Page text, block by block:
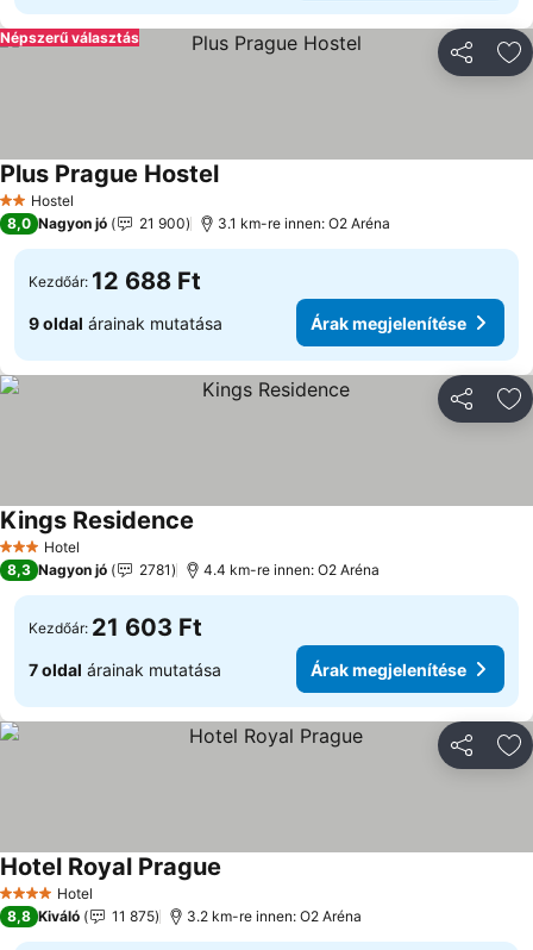
Népszerű választás
2 Kategória
Hostel
Plus Prague Hostel
8,0 Nagyon jó 21 900 3.1 km-re innen: O2 Aréna
Kezdőár: 12 688 Ft
9 oldal árainak mutatása Árak megjelenítése
3 Kategória
Hotel
Kings Residence
8,3 Nagyon jó 2781 4.4 km-re innen: O2 Aréna
Kezdőár: 21 603 Ft
7 oldal árainak mutatása Árak megjelenítése
4 KategóriaHotel
Hotel Royal Prague
8,8 Kiváló 11 875 3.2 km-re innen: O2 Aréna